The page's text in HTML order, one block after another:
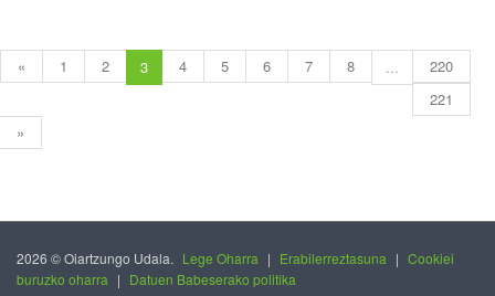
« 1 2 3 4 5 6 7 8 ...
220
221
»
2026 © Oiartzungo Udala. Lege Oharra | Erabilerreztasuna | Cookiei
buruzko oharra | Datuen Babeserako politika